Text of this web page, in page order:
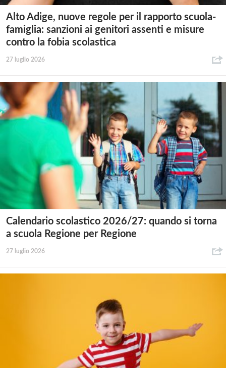
Alto Adige, nuove regole per il rapporto scuola-
famiglia: sanzioni ai genitori assenti e misure
contro la fobia scolastica
27 luglio 2026
Calendario scolastico 2026/27: quando si torna
a scuola Regione per Regione
27 luglio 2026